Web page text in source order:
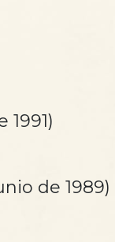
1991)
de 1989)